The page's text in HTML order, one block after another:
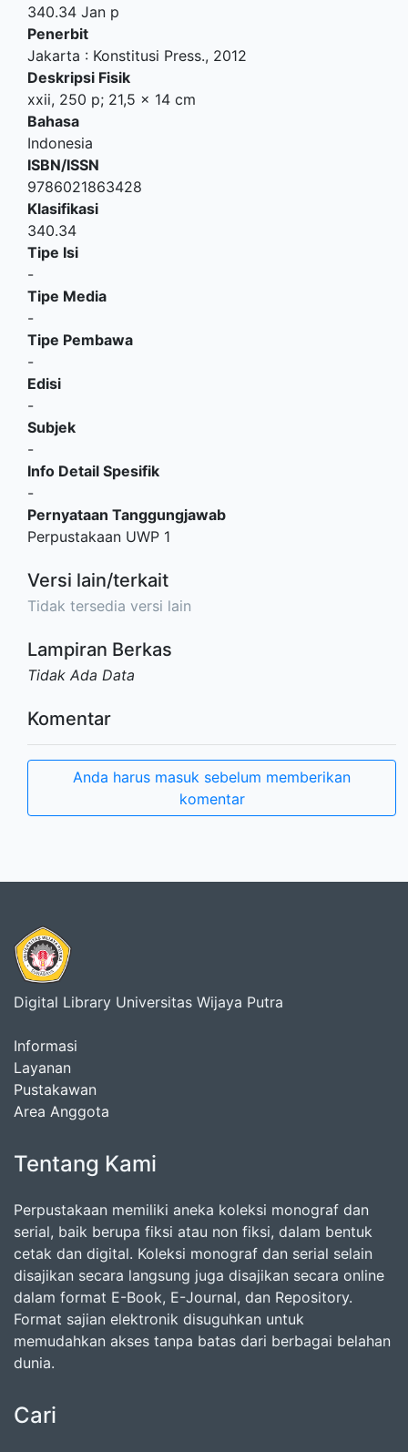
340.34 Jan p
Penerbit
Jakarta : Konstitusi Press., 2012
Deskripsi Fisik
xxii, 250 p; 21,5 x 14 cm
Bahasa
Indonesia
ISBN/ISSN
9786021863428
Klasifikasi
340.34
Tipe Isi
-
Tipe Media
-
Tipe Pembawa
-
Edisi
-
Subjek
-
Info Detail Spesifik
-
Pernyataan Tanggungjawab
Perpustakaan UWP 1
Versi lain/terkait
Tidak tersedia versi lain
Lampiran Berkas
Tidak Ada Data
Komentar
Anda harus masuk sebelum memberikan
komentar
Digital Library Universitas Wijaya Putra
Informasi
Layanan
Pustakawan
Area Anggota
Tentang Kami
Perpustakaan memiliki aneka koleksi monograf dan
serial, baik berupa fiksi atau non fiksi, dalam bentuk
cetak dan digital. Koleksi monograf dan serial selain
disajikan secara langsung juga disajikan secara online
dalam format E-Book, E-Journal, dan Repository.
Format sajian elektronik disuguhkan untuk
memudahkan akses tanpa batas dari berbagai belahan
dunia.
Cari